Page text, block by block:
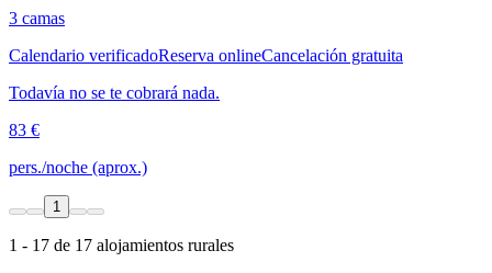
3 camas
Calendario verificadoReserva onlineCancelación gratuita
Todavía no se te cobrará nada.
83 €
pers./noche (aprox.)
1
1 - 17 de 17 alojamientos rurales